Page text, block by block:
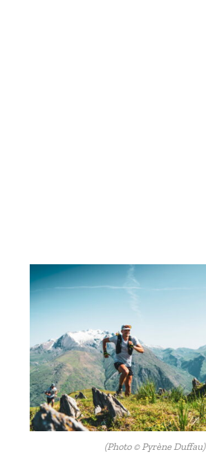
(Photo © Pyrène Duffau)